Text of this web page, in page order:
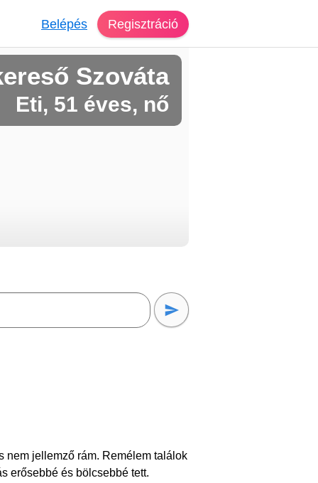
Belépés Regisztráció
Szováta
Eti, 51 éves, nő
nem jellemző rám. Remélem találok
erősebbé és bölcsebbé tett.